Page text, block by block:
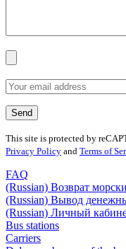
This site is protected by
Privacy Policy and Terms of
FAQ
(Russian) Возврат
(Russian) Вывод
(Russian) Личный
Bus stations
Carriers